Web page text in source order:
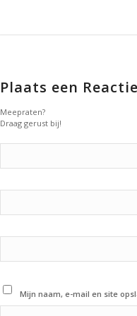
Plaats een Reactie
Meepraten?
Draag gerust bij!
Mijn naam, e-mail en site